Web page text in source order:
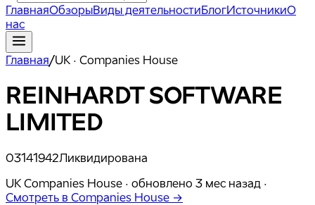
ГлавнаяОбзорыВиды деятельностиБлогИсточникиО
нас
Главная/UK · Companies House
REINHARDT SOFTWARE
LIMITED
03141942Ликвидирована
UK Companies House · обновлено 3 мес назад ·
Смотреть в Companies House →